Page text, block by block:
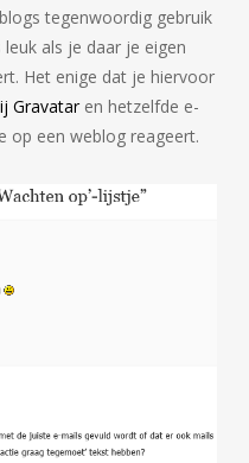
tegenwoordig gebruik
als je daar je eigen
Het enige dat je hiervoor
Gravataren hetzelfde e-
op een weblog reageert.